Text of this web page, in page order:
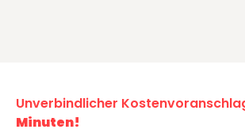
Unverbindlicher
Minuten!